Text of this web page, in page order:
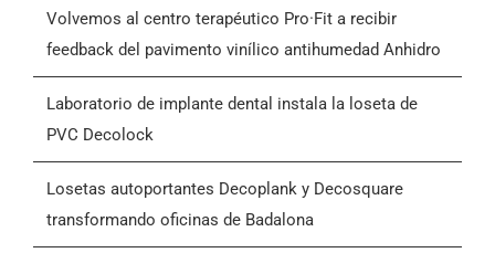
Contactar
Condiciones Generales de Venta (CGV)
feedback del pavimento vinílico antihumedad Anhidro
Laboratorio de implante dental instala la loseta de
PVC Decolock
Losetas autoportantes Decoplank y Decosquare
transformando oficinas de Badalona